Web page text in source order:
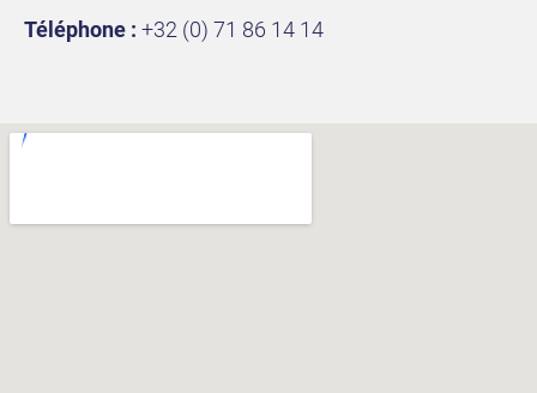
Téléphone : +32 (0) 71 86 14 14